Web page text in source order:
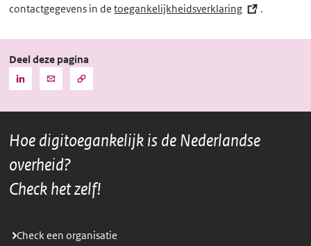
contactgegevens in detoegankelijkheidsverklaring (externe
.
Deel deze pagina
Deel
pagina
LinkedIn
Deel
pagina
Mail
Kopieer
de
naar
Hoe digitoegankelijk is de Nederlandse
overheid?
Check het zelf!
Check een organisatie